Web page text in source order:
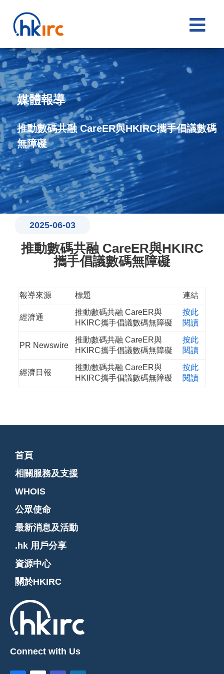

媒體報導
推動數碼共融 CareER與HKIRC攜手倡議數碼
無障礙
2025-06-03
推動數碼共融 CareER與HKIRC
攜手倡議數碼無障礙
報導來源 標題 連結
經濟通
推動數碼共融 CareER與
HKIRC攜手倡議數碼無障礙
按此
閱讀
PR Newswire
推動數碼共融 CareER與
HKIRC攜手倡議數碼無障礙
按此
閱讀
經濟日報
推動數碼共融 CareER與
HKIRC攜手倡議數碼無障礙
按此
閱讀
首頁
相關服務及支援
WHOIS
公眾使命
最新消息及活動
.hk 用戶分享
資源中心
關於HKIRC
Connect with Us